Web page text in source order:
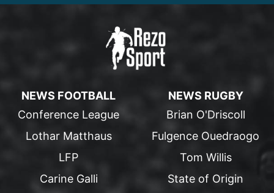
NEWS FOOTBALL
Conference League
Lothar Matthaus
LFP
Carine Galli
NEWS RUGBY
Brian O'Driscoll
Fulgence Ouedraogo
Tom Willis
State of Origin